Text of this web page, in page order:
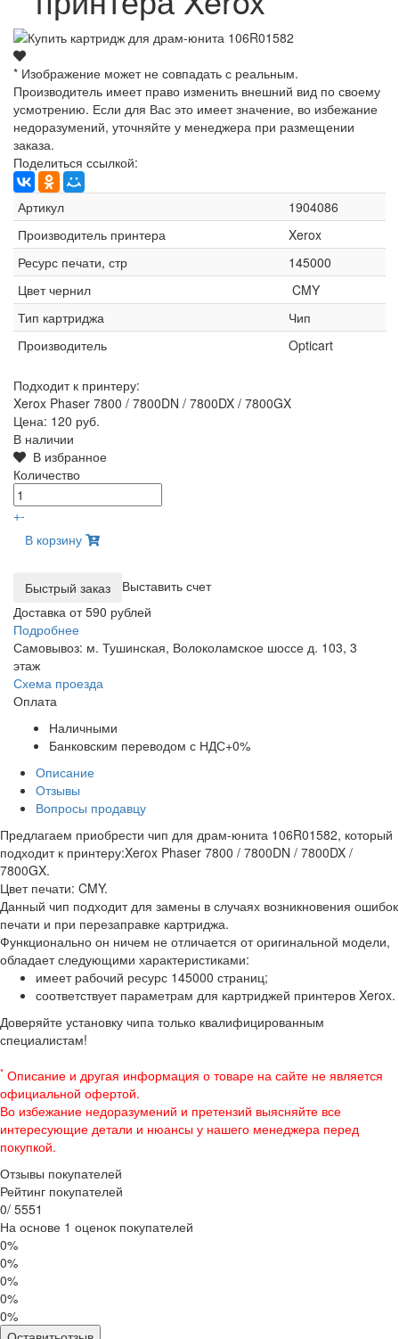
* Изображение может не совпадать с реальным.
Производитель имеет право изменить внешний вид по своему
усмотрению. Если для Вас это имеет значение, во избежание
недоразумений, уточняйте у менеджера при размещении
заказа.
Поделиться ссылкой:
Артикул
1904086
Производитель принтера
Xerox
Ресурс печати, стр
145000
Цвет чернил
CMY
Тип картриджа
Чип
Производитель
Opticart
Подходит к принтеру:
Xerox Phaser 7800 / 7800DN / 7800DX / 7800GX
Цена: 120 руб.
В наличии
В избранное
Количество
+-
В корзину
Выставить счет
Доставка от 590 рублей
Подробнее
Самовывоз: м. Тушинская, Волоколамское шоссе д. 103, 3
этаж
Схема проезда
Оплата
Наличными
Банковским переводом с НДС+0%
Описание
Отзывы
Вопросы продавцу
Предлагаем приобрести чип для драм-юнита 106R01582, который
подходит к принтеру:Xerox Phaser 7800 / 7800DN / 7800DX /
7800GX.
Цвет печати: CMY.
Данный чип подходит для замены в случаях возникновения ошибок
печати и при перезаправке картриджа.
Функционально он ничем не отличается от оригинальной модели,
обладает следующими характеристиками:
имеет рабочий ресурс 145000 страниц;
соответствует параметрам для картриджей принтеров Xerox.
Доверяйте установку чипа только квалифицированным
специалистам!
* Описание и другая информация о товаре на сайте не является
официальной офертой.
Во избежание недоразумений и претензий выясняйте все
интересующие детали и нюансы у нашего менеджера перед
покупкой.
Отзывы покупателей
Рейтинг покупателей
0/ 5551
На основе 1 оценок покупателей
0%
0%
0%
0%
0%